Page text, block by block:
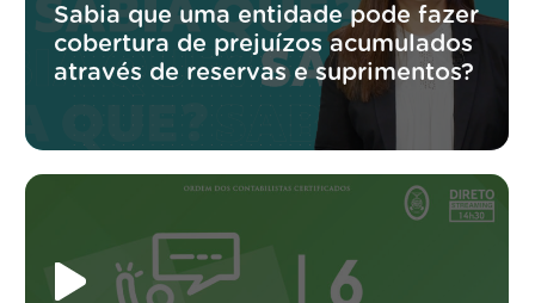
Sabia que uma entidade pode fazer
cobertura de prejuízos acumulados
através de reservas e suprimentos?